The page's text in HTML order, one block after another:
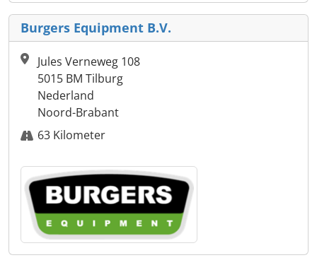
Burgers Equipment B.V.
Jules Verneweg 108
5015 BM Tilburg
Nederland
Noord-Brabant
63 Kilometer